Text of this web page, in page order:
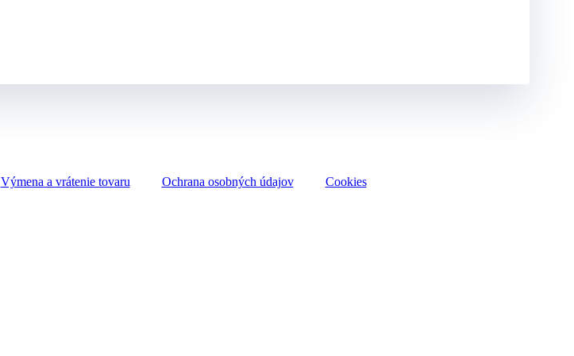
Výmena a vrátenie tovaru Ochrana osobných údajov Cookies